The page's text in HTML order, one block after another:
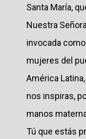
Santa María,
Nuestra
invocada
mujeres del
América
nos inspiras,
manos
Tú que estás